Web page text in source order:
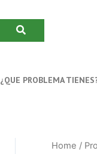
Buscar
¿QUE PROBLEMA
Home /